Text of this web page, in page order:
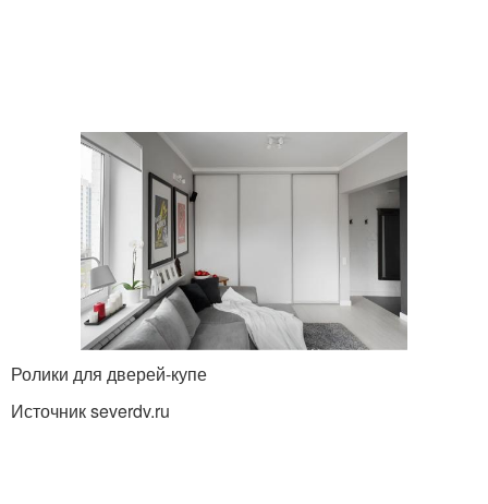
Ролики для дверей-купе
Источник severdv.ru